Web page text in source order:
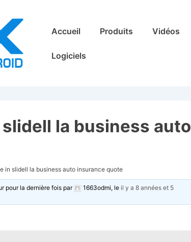
MainAccueil Produits Vidéos
Logiciels
la business auto
in slidell la business auto insurance quote
pour la dernière fois par 1663odmi, leil y a 8 années et 5